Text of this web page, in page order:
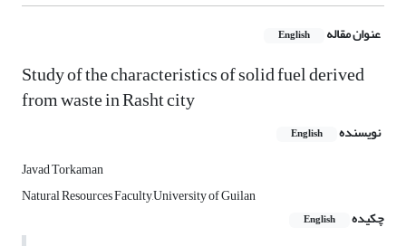
عنوان مقاله English
Study of the characteristics of solid fuel derived
from waste in Rasht city
نویسنده English
Javad Torkaman
Natural Resources Faculty,University of Guilan
چکیده
English